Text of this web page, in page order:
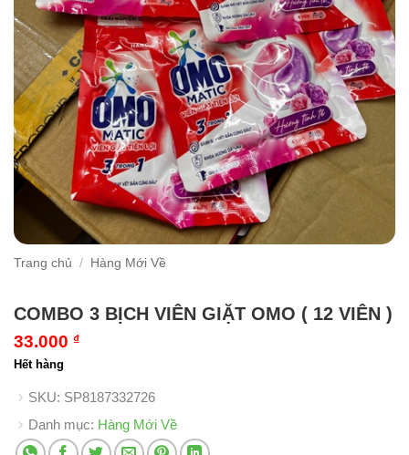
Trang chủ / Hàng Mới Về
COMBO 3 BỊCH VIÊN GIẶT OMO ( 12 VIÊN )
33.000 ₫
Hết hàng
SKU: SP8187332726
Danh mục: Hàng Mới Về